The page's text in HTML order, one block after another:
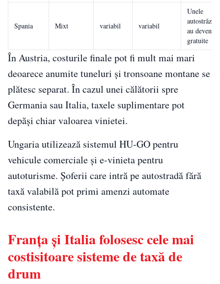
Spania Mixt variabil variabil
Unele
autostrăzi
au devenit
gratuite
În Austria, costurile finale pot fi mult mai mari
deoarece anumite tuneluri și tronsoane montane se
plătesc separat. În cazul unei călătorii spre
Germania sau Italia, taxele suplimentare pot
depăși chiar valoarea vinietei.
Ungaria utilizează sistemul HU-GO pentru
vehicule comerciale și e-vinieta pentru
autoturisme. Șoferii care intră pe autostradă fără
taxă valabilă pot primi amenzi automate
consistente.
Franța și Italia folosesc cele mai
costisitoare sisteme de taxă de
drum